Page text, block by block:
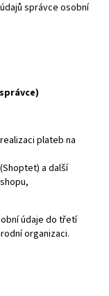
správce osobní
plateb na
a další
údaje do třetí
organizaci.